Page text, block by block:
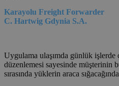
Karayolu Freight Forwarder
C. Hartwig Gdynia S.A.
Uygulama ulaşımda günlük işlerde
düzenlemesi sayesinde müşterinin
sırasında yüklerin araca